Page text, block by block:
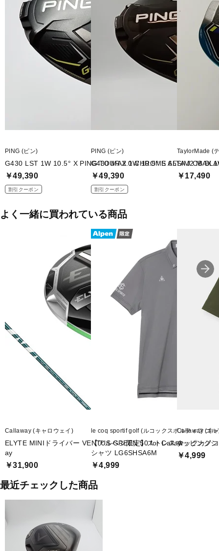
PING (ピン)
G430 LST 1W 10.5° X PING TOUR 2.0 CHROME 65
￥49,390
割引クーポン
PING (ピン)
G430 MAX 1W 10.5° S ALTA J CB
￥49,390
割引クーポン
TaylorMade (
￥17,490
よく一緒に買われている商品
Callaway (キャロウェイ)
ELYTE MINIドライバー VENTUS GREEN 50 for Callaw
ay
￥31,900
le coq sportif golf (ルコックスポルティフ ゴル
【アルペン限定】ストレスマッピング
シャツ LG6SHSA6M
￥4,999
Callaway (キ
タックカノ
￥4,999
最近チェックした商品